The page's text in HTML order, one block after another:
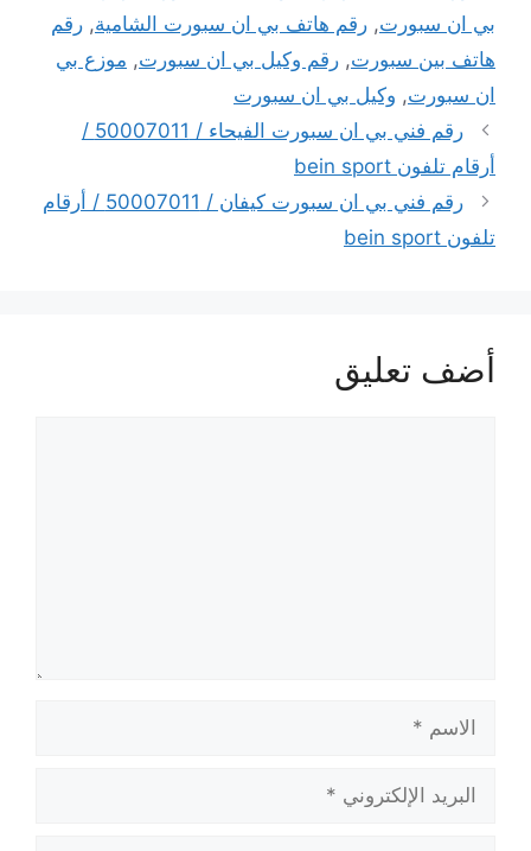
بي ان سبورت, رقم هاتف بي ان سبورت الشامية, رقم
هاتف بين سبورت, رقم وكيل بي ان سبورت, موزع بي
ان سبورت, وكيل بي ان سبورت
رقم فني بي ان سبورت الفيحاء / 50007011 /
أرقام تلفون bein sport
رقم فني بي ان سبورت كيفان / 50007011 / أرقام
تلفون bein sport
أضف تعليق
الإلكتروني